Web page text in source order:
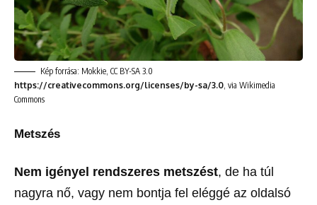
Kép forrása: Mokkie, CC BY-SA 3.0
https://creativecommons.org/licenses/by-sa/3.0 , via Wikimedia
Commons
Metszés
Nem igényel rendszeres metszést, de ha túl
nagyra nő, vagy nem bontja fel eléggé az oldalsó